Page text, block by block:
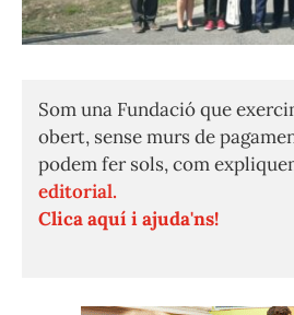
Som una Fundació que
obert, sense murs de
podem fer sols, com
editorial.
Clica aquí i ajuda'ns!